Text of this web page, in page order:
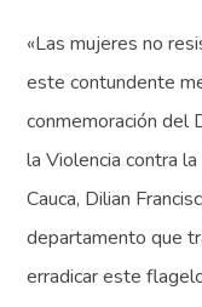
«Las mujeres no
este contundente
conmemoración del
la Violencia contra
Cauca, Dilian
departamento que
erradicar este